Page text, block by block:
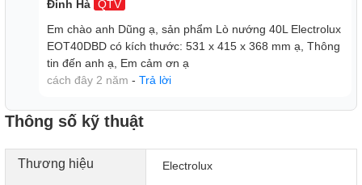
Đinh Hà QTV
Em chào anh Dũng ạ, sản phẩm Lò nướng 40L Electrolux
EOT40DBD có kích thước: 531 x 415 x 368 mm ạ, Thông
tin đến anh ạ, Em cảm ơn ạ
cách đây 2 năm - Trả lời
Thông số kỹ thuật
Thương hiệu Electrolux